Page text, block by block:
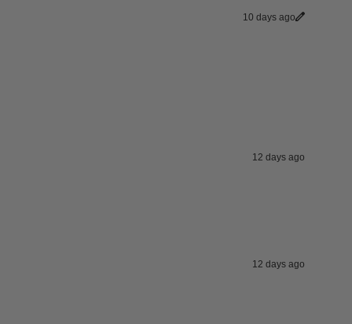
10 days ago
12 days ago
12 days ago